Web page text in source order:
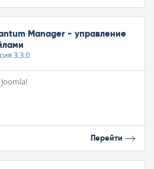
Manager - управление
3.3.0
Перейти